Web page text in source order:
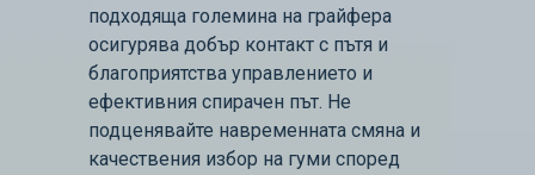
подходяща големина на грайфера
осигурява добър контакт с пътя и
благоприятства управлението и
ефективния спирачен път. Не
подценявайте навременната смяна и
качествения избор на гуми според